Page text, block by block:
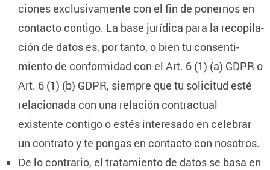
ciones exclu­si­va­mente con el fin de ponernos en
contacto contigo. La base jurídica para la recopi­la­
ción de datos es, por tanto, o bien tu consen­ti­
miento de confor­midad con el Art. 6 (1) (a) GDPR o
Art. 6 (1) (b) GDPR, siempre que tu solicitud esté
relacio­nada con una relación contrac­tual
existente contigo o estés intere­sado en celebrar
un contrato y te pongas en contacto con nosotros.
De lo contrario, el trata­miento de datos se basa en